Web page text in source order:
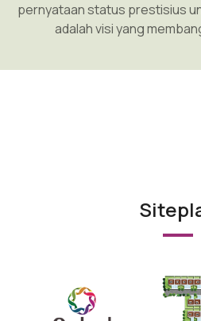
pernyataan status prestisius
adalah visi yang